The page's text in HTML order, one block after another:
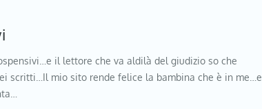
il lettore che va aldilà del giudizio so che
scritti…Il mio sito rende felice la bambina che è in me…e